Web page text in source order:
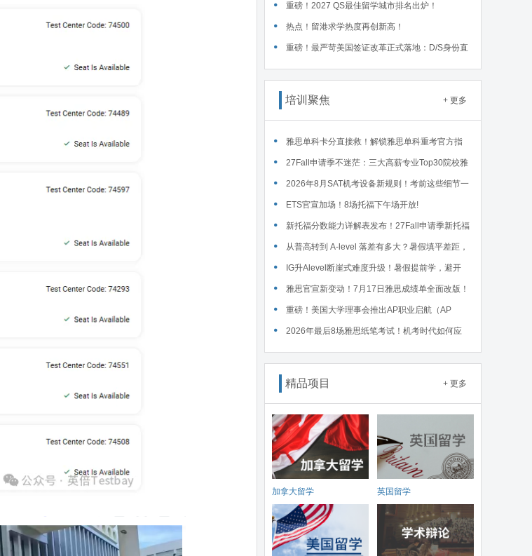
时间、题型、对应专业、报考注意
重磅！2027 QS最佳留学城市排名出炉！
热点！留港求学热度再创新高！
重磅！最严苛美国签证改革正式落地：D/S身份直
接废除，F1学签最长4年封顶 ... ...
培训聚焦 + 更多
雅思单科卡分直接救！解锁雅思单科重考官方指
南！
27Fall申请季不迷茫：三大高薪专业Top30院校雅
思要求汇总！
2026年8月SAT机考设备新规则！考前这些细节一
定要核对～
ETS官宣加场！8场托福下午场开放!
新托福分数能力详解表发布！27Fall申请季新托福
考试院校录取要求汇总！
从普高转到 A-level 落差有多大？暑假填平差距，
首考 A * 不是梦！
IG升Alevel断崖式难度升级！暑假提前学，避开
90%的升学大坑
雅思官宣新变动！7月17日雅思成绩单全面改版！
重磅！美国大学理事会推出AP职业启航（AP
Career Kickstart）新课程！
2026年最后8场雅思纸笔考试！机考时代如何应
对？
精品项目 + 更多
加拿大留学 英国留学